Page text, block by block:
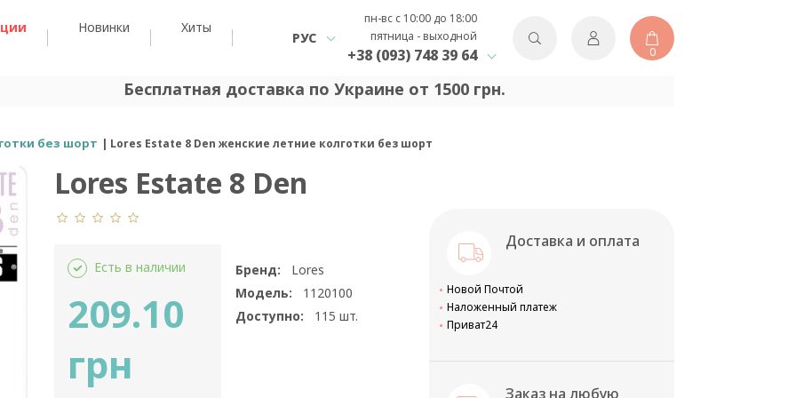
Новинки Хиты
РУС
пн-вс с 10:00 до 18:00
пятница - выходной
+38 (093) 748 39 64 0
Бесплатная доставка по Украине от 1500 грн.
без шорт Lores Estate 8 Den женские летние колготки без шорт
Lores Estate 8 Den
Есть в наличии
209.10
грн
Бренд:
Lores
Модель:
1120100
Доступно:
115 шт.
Доставка и оплата
Новой Почтой
Наложенный платеж
Приват24
Заказ на любую